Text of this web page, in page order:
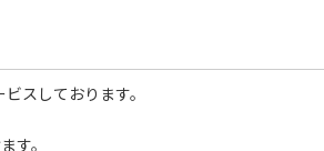
スしております。
す。